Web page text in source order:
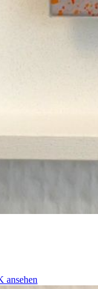
ansehen